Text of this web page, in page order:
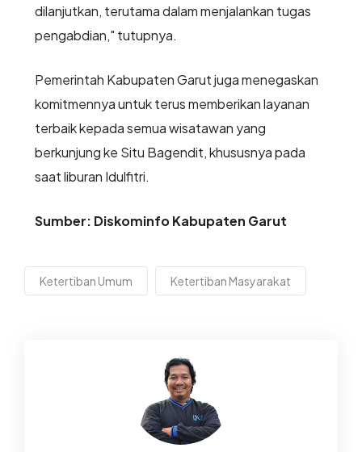
dilanjutkan, terutama dalam menjalankan tugas
pengabdian," tutupnya.
Pemerintah Kabupaten Garut juga menegaskan
komitmennya untuk terus memberikan layanan
terbaik kepada semua wisatawan yang
berkunjung ke Situ Bagendit, khususnya pada
saat liburan Idulfitri.
Sumber: Diskominfo Kabupaten Garut
Ketertiban Umum Ketertiban Masyarakat